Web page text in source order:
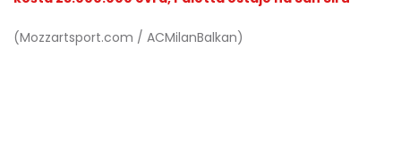
(Mozzartsport.com / ACMilanBalkan)